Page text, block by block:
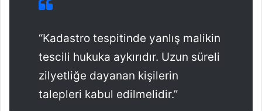
“Kadastro tespitinde yanlış malikin
tescili hukuka aykırıdır. Uzun süreli
zilyetliğe dayanan kişilerin
talepleri kabul edilmelidir.”